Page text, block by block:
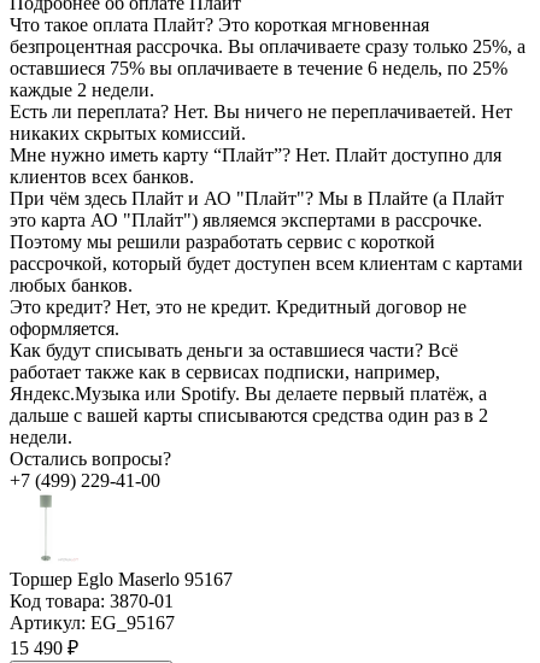
Что такое оплата Плайт? Это короткая мгновенная
безпроцентная рассрочка. Вы оплачиваете сразу только 25%, а
оставшиеся 75% вы оплачиваете в течение 6 недель, по 25%
каждые 2 недели.
Есть ли переплата? Нет. Вы ничего не переплачиваетей. Нет
никаких скрытых комиссий.
Мне нужно иметь карту “Плайт”? Нет. Плайт доступно для
клиентов всех банков.
При чём здесь Плайт и АО "Плайт"? Мы в Плайте (а Плайт
это карта АО "Плайт") являемся экспертами в рассрочке.
Поэтому мы решили разработать сервис с короткой
рассрочкой, который будет доступен всем клиентам с картами
любых банков.
Это кредит? Нет, это не кредит. Кредитный договор не
оформляется.
Как будут списывать деньги за оставшиеся части? Всё
работает также как в сервисах подписки, например,
Яндекс.Музыка или Spotify. Вы делаете первый платёж, а
дальше с вашей карты списываются средства один раз в 2
недели.
Остались вопросы?
+7 (499) 229-41-00
Торшер Eglo Maserlo 95167
Код товара: 3870-01
Артикул: EG_95167
15 490 ₽